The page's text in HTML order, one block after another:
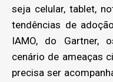
seja celular, tablet,
tendências de
IAMO, do Gartner,
cenário de ameaças
precisa ser